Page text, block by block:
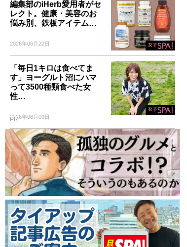
編集部のiHerb愛用者がセ
レクト。健康・美容のお
悩み別、鉄板アイテム…
2026年06月22日
「毎日1キロは食べてま
す」ヨーグルト沼にハマ
って3500種類食べた女
性…
2026年06月09日
PR